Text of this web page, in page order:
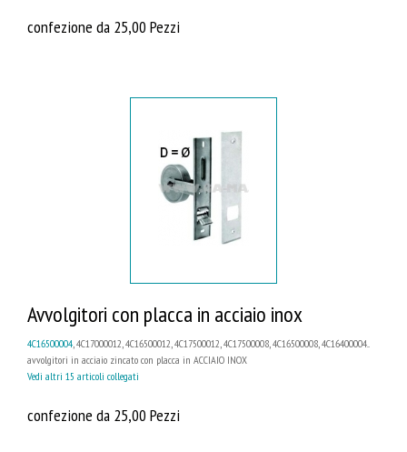
confezione da 25,00 Pezzi
Avvolgitori con placca in acciaio inox
4C16500004 , 4C17000012, 4C16500012, 4C17500012, 4C17500008, 4C16500008, 4C16400004...
avvolgitori in acciaio zincato con placca in ACCIAIO INOX
Vedi altri 15 articoli collegati
confezione da 25,00 Pezzi